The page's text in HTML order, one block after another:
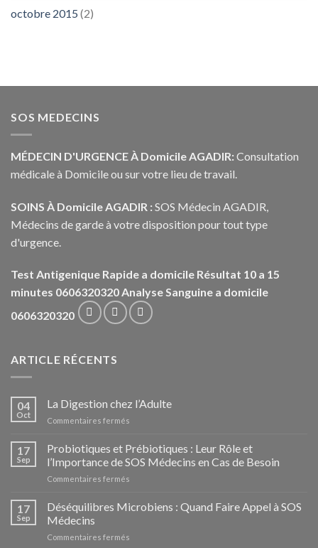
octobre 2015 (2)
SOS MEDECINS
MÉDECIN D'URGENCE À Domicile AGADIR: Consultation
médicale à Domicile ou sur votre lieu de travail.
SOINS À Domicile AGADIR : SOS Médecin AGADIR,
Médecins de garde à votre disposition pour tout type
d'urgence.
Test Antigenique Rapide a domicile Résultat 10 a 15
minutes 0606320320Analyse Sanguine a domicile
0606320320
ARTICLE RÉCENTS
04
Oct
La Digestion chez l’Adulte
Commentaires fermés
Digestion
chez
l’Adulte
17
Sep
Probiotiques et Prébiotiques : Leur Rôle et
l’Importance de SOS Médecins en Cas de Besoin
Commentaires fermés
et
Prébiotiques
17
Sep
Déséquilibres Microbiens : Quand Faire Appel à SOS
Médecins
Commentaires fermés